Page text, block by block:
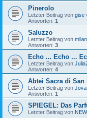
Pinerolo
Letzter Beitrag von gise
Antworten: 1
Saluzzo
Letzter Beitrag von
Antworten: 3
Echo ... Echo ...
Letzter Beitrag von
Antworten: 4
Abtei Sacra di San
Letzter Beitrag von
Antworten: 1
SPIEGEL: Das
Letzter Beitrag von